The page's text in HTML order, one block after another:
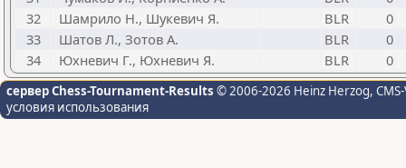
32
Шамрило Н., Шукевич Я. BLR
0
33
Шатов Л., Зотов А. BLR
0
34
Юхневич Г., Юхневич Я. BLR 0
сервер Chess-Tournament-Results © 2006-2026 Heinz Herzog,
условия использования